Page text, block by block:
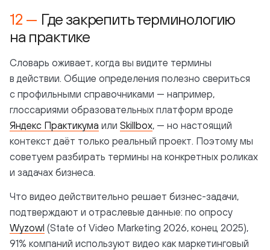
Где закрепить терминологию
на практике
Словарь оживает, когда вы видите термины
в действии. Общие определения полезно свериться
с профильными справочниками — например,
глоссариями образовательных платформ вроде
Яндекс Практикума или Skillbox, — но настоящий
контекст даёт только реальный проект. Поэтому мы
советуем разбирать термины на конкретных роликах
и задачах бизнеса.
Что видео действительно решает бизнес-задачи,
подтверждают и отраслевые данные: по опросу
Wyzowl (State of Video Marketing 2026, конец 2025),
91% компаний используют видео как маркетинговый